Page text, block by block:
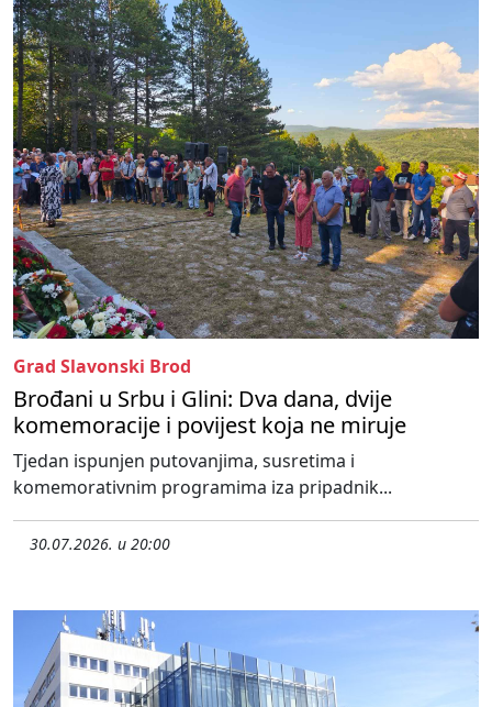
Grad Slavonski Brod
Brođani u Srbu i Glini: Dva dana, dvije
komemoracije i povijest koja ne miruje
Tjedan ispunjen putovanjima, susretima i
komemorativnim programima iza pripadnik...
30.07.2026. u 20:00